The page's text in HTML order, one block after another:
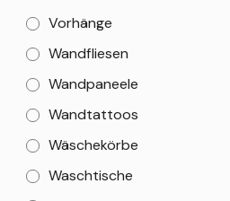
Vorhänge
Wandfliesen
Wandpaneele
Wandtattoos
Wäschekörbe
Waschtische